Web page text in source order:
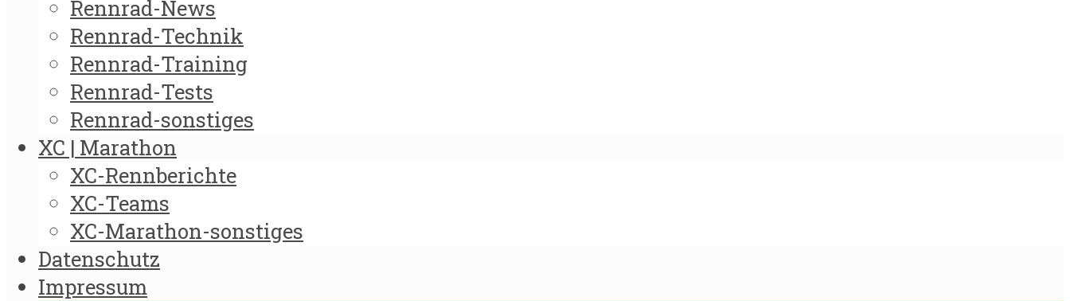
Rennrad-News
Rennrad-Technik
Rennrad-Training
Rennrad-Tests
Rennrad-sonstiges
XC | Marathon
XC-Rennberichte
XC-Teams
XC-Marathon-sonstiges
Datenschutz
Impressum